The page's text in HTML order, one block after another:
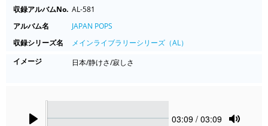
収録アルバムNo. AL-581
アルバム名
JAPAN POPS
収録シリーズ名
メインライブラリーシリーズ（AL）
イメージ
日本/静けさ/寂しさ
Current
03:09 / 03:09